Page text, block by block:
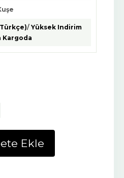
/Yüksek Indirim
Kargoda
Ekle